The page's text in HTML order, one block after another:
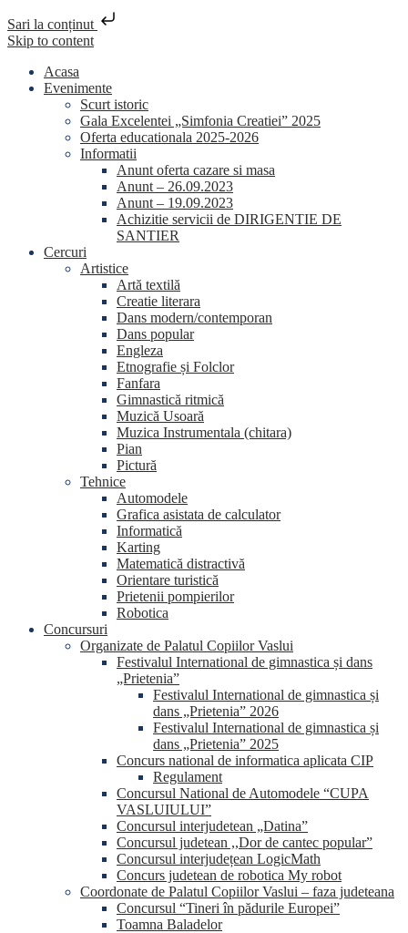
Sari la conținut
Skip to content
Acasa
Evenimente
Scurt istoric
Gala Excelentei „Simfonia Creatiei” 2025
Oferta educationala 2025-2026
Informatii
Anunt oferta cazare si masa
Anunt – 26.09.2023
Anunt – 19.09.2023
Achizitie servicii de DIRIGENTIE DE
SANTIER
Cercuri
Artistice
Artă textilă
Creatie literara
Dans modern/contemporan
Dans popular
Engleza
Etnografie și Folclor
Fanfara
Gimnastică ritmică
Muzică Usoară
Muzica Instrumentala (chitara)
Pian
Pictură
Tehnice
Automodele
Grafica asistata de calculator
Informatică
Karting
Matematică distractivă
Orientare turistică
Prietenii pompierilor
Robotica
Concursuri
Organizate de Palatul Copiilor Vaslui
Festivalul International de gimnastica și dans
„Prietenia”
Festivalul International de gimnastica și
dans „Prietenia” 2026
Festivalul International de gimnastica și
dans „Prietenia” 2025
Concurs national de informatica aplicata CIP
Regulament
Concursul National de Automodele “CUPA
VASLUIULUI”
Concursul interjudetean „Datina”
Concursul judetean ,,Dor de cantec popular”
Concursul interjudețean LogicMath
Concurs judetean de robotica My robot
Coordonate de Palatul Copiilor Vaslui – faza judeteana
Concursul “Tineri în pădurile Europei”
Toamna Baladelor